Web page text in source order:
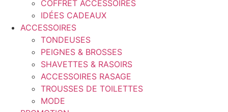
COFFRET ACCESSOIRES
IDÉES CADEAUX
ACCESSOIRES
TONDEUSES
PEIGNES & BROSSES
SHAVETTES & RASOIRS
ACCESSOIRES RASAGE
TROUSSES DE TOILETTES
MODE